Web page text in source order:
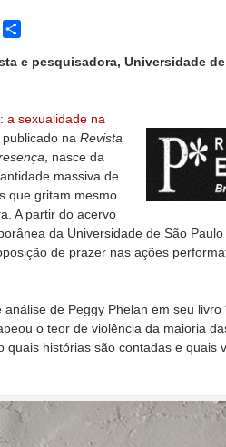
Facebook
e pesquisadora, Universidade de
a sexualidade na
, publicado na Revista
, nasce da
massiva de
que gritam mesmo
A partir do acervo
da Universidade de São
de prazer nas ações
de Peggy Phelan em seu livro
o teor de violência da maioria
quais histórias são contadas e quais